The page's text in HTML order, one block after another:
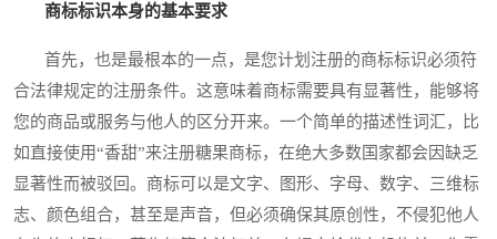
商标标识本身的基本要求
首先，也是最根本的一点，是您计划注册的商标标识必须符
合法律规定的注册条件。这意味着商标需要具有显著性，能够将
您的商品或服务与他人的区分开来。一个简单的描述性词汇，比
如直接使用“香甜”来注册糖果商标，在绝大多数国家都会因缺乏
显著性而被驳回。商标可以是文字、图形、字母、数字、三维标
志、颜色组合，甚至是声音，但必须确保其原创性，不侵犯他人